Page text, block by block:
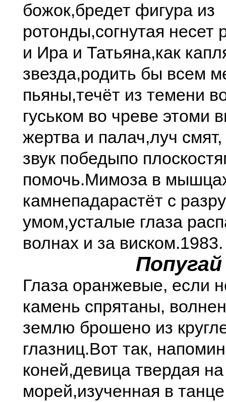
божок,бредет фигура из
ротонды,согнутая несет
и Ира и Татьяна,как
звезда,родить бы всем
пьяны,течёт из темени
гуськом во чреве этоми
жертва и палач,луч
звук победыпо
помочь.Мимоза в
камнепадарастёт с
умом,усталые глаза
волнах и за виском.1983.
Попугай
Глаза оранжевые, если
камень спрятаны,
землю брошено из
глазниц.Вот так,
коней,девица твердая на
морей,изученная в